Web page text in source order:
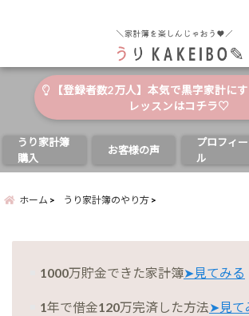
【登録者数2万人】本気で黒字家計に
レッスンはコチラ♡
うり家計簿
購入
お客様の声
プロフィー
ル
ホーム うり家計簿のやり方
1000万貯金できた家計簿➤見てみる
1年で借金120万完済した方法➤見て